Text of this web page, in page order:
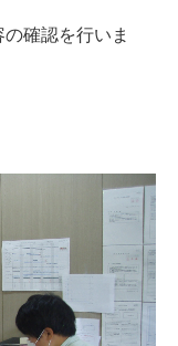
確認を行いま